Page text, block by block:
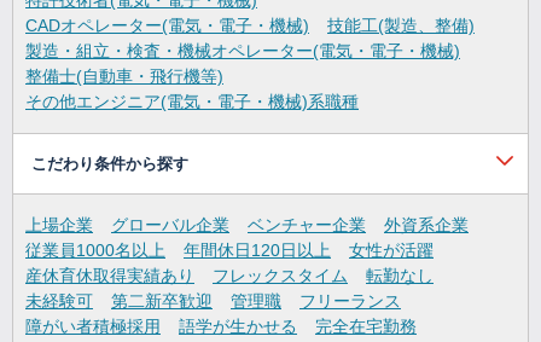
CADオペレーター(電気・電子・機械)
技能工(製造、整備)
製造・組立・検査・機械オペレーター(電気・電子・機械)
整備士(自動車・飛行機等)
その他エンジニア(電気・電子・機械)系職種
こだわり条件から探す
上場企業 グローバル企業 ベンチャー企業
外資系企業
従業員1000名以上
年間休日120日以上
女性が活躍
産休育休取得実績あり
フレックスタイム
転勤なし
未経験可
第二新卒歓迎 管理職
フリーランス
障がい者積極採用
語学が生かせる
完全在宅勤務